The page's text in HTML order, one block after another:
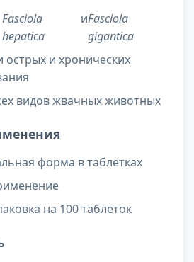
Fasciola
hepatica
иFasciola
gigantica
и хронических
видов жвачных животных
форма в таблетках
на 100 таблеток